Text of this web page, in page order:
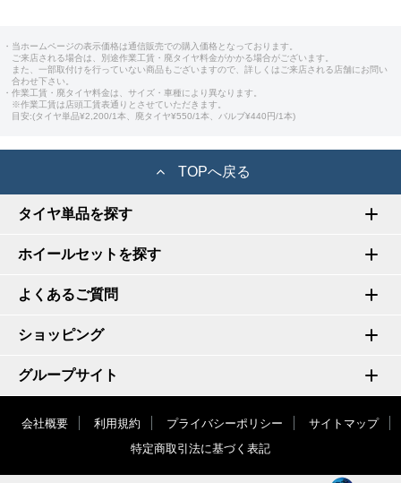
・当ホームページの表示価格は通信販売での購入価格となっております。
ご来店される場合は、別途作業工賃・廃タイヤ料金がかかる場合がございます。
また、一部取付けを行っていない商品もございますので、詳しくはご来店される店舗にお問い
合わせ下さい。
・作業工賃・廃タイヤ料金は、サイズ・車種により異なります。
※作業工賃は店頭工賃表通りとさせていただきます。
目安:(タイヤ単品¥2,200/1本、廃タイヤ¥550/1本、バルブ¥440円/1本)
TOPへ戻る
タイヤ単品を探す
ホイールセットを探す
よくあるご質問
ショッピング
グループサイト
会社概要 利用規約 プライバシーポリシー
サイトマップ
特定商取引法に基づく表記